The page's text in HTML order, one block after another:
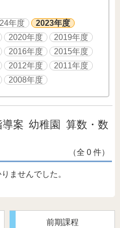
年度
2023年度
2020年度
2019年度
2016年度
2015年度
2012年度
2011年度
2008年度
案 幼稚園
算数・数
（全 0 件）
ませんでした。
前期課程